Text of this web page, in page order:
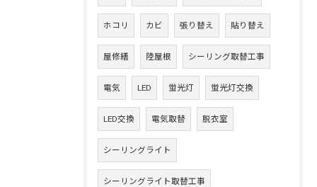
ホコリ カビ 張り替え 貼り替え
屋修繕 陸屋根 シーリング取替工事
電気 LED 蛍光灯 蛍光灯交換
LED交換 電気取替 脱衣室
シーリングライト
シーリングライト取替工事